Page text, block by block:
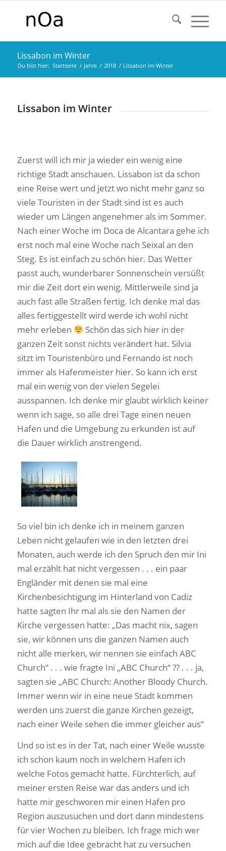
Lissabon im Winter
Du bist hier: Startseite / Jahre / 2018 / Lissabon im Winter
Lissabon im Winter
Zuerst will ich mir ja wieder ein wenig eine
richtige Stadt anschauen. Lissabon ist da schon
eine Reise wert und jetzt wo nicht mehr ganz so
viele Touristen in der Stadt sind ist es auch
wieder um Längen angenehmer als im Sommer.
Nach einer Woche im Doca de Alcantara gehe ich
erst noch mal eine Woche nach Seixal an den
Steg. Es ist einfach zu schön hier. Das Wetter
passt auch, wunderbarer Sonnenschein versüßt
mir die Zeit dort ein wenig. Mittlerweile sind ja
auch fast alle Straßen fertig. Ich denke mal das
alles fertiggestellt wird werde ich wohl nicht
mehr erleben
Schön das sich hier in der
ganzen Zeit sonst nichts verändert hat. Silvia
sitzt im Touristenbüro und Fernando ist noch
immer als Hafenmeister hier. So kann ich erst
mal ein wenig von der vielen Segelei
ausspannen. Ich denke mir glaubt wirklich keiner
wenn ich sage, so alle drei Tage einen neuen
Hafen und die Umgebung zu erkunden ist auf
die Dauer wirklich anstrengend.
So viel bin ich denke ich in meinem ganzen
Leben nicht gelaufen wie in den letzten drei
Monaten, auch werde ich den Spruch den mir Ini
mal erzählt hat nicht vergessen . . . ein paar
Engländer mit denen sie mal eine
Kirchenbesichtigung im Hinterland von Cadiz
hatte sagten Ihr mal als sie den Namen der
Kirche vergessen hatte: „Das macht nix, sagen
sie, wir können uns die ganzen Namen auch
nicht alle merken, wir nennen sie einfach ABC
Church“ . . . wie fragte Ini „ABC Church“ ?? . . . ja,
sagten sie „ABC Church: Another Bloody Church.
Immer wenn wir in eine neue Stadt kommen
werden uns zuerst die ganze Kirchen gezeigt,
nach einer Weile sehen die immer gleicher aus“
Und so ist es in der Tat, nach einer Weile wusste
ich schon kaum noch in welchem Hafen ich
welche Fotos gemacht hatte. Fürchterlich, auf
meiner ersten Reise war das anders und ich
hatte mir geschworen mir einen Hafen pro
Region auszusuchen und dort dann mindestens
für vier Wochen zu bleiben. Ich frage mich wer
mich auf die Idee gebracht hat zu versuchen